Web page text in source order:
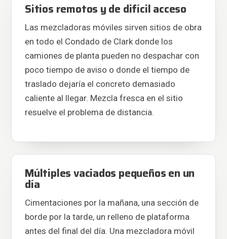
Sitios remotos y de difícil acceso
Las mezcladoras móviles sirven sitios de obra
en todo el Condado de Clark donde los
camiones de planta pueden no despachar con
poco tiempo de aviso o donde el tiempo de
traslado dejaría el concreto demasiado
caliente al llegar. Mezcla fresca en el sitio
resuelve el problema de distancia.
Múltiples vaciados pequeños en un
día
Cimentaciones por la mañana, una sección de
borde por la tarde, un relleno de plataforma
antes del final del día. Una mezcladora móvil